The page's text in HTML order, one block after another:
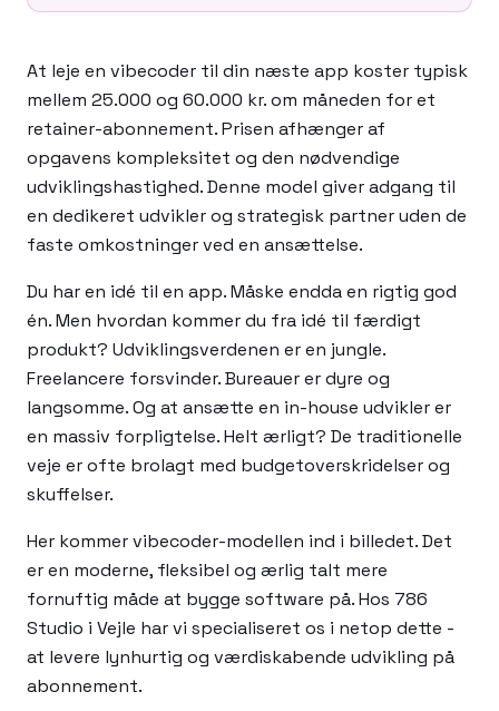
At leje en vibecoder til din næste app koster typisk
mellem 25.000 og 60.000 kr. om måneden for et
retainer-abonnement. Prisen afhænger af
opgavens kompleksitet og den nødvendige
udviklingshastighed. Denne model giver adgang til
en dedikeret udvikler og strategisk partner uden de
faste omkostninger ved en ansættelse.
Du har en idé til en app. Måske endda en rigtig god
én. Men hvordan kommer du fra idé til færdigt
produkt? Udviklingsverdenen er en jungle.
Freelancere forsvinder. Bureauer er dyre og
langsomme. Og at ansætte en in-house udvikler er
en massiv forpligtelse. Helt ærligt? De traditionelle
veje er ofte brolagt med budgetoverskridelser og
skuffelser.
Her kommer vibecoder-modellen ind i billedet. Det
er en moderne, fleksibel og ærlig talt mere
fornuftig måde at bygge software på. Hos 786
Studio i Vejle har vi specialiseret os i netop dette -
at levere lynhurtig og værdiskabende udvikling på
abonnement.